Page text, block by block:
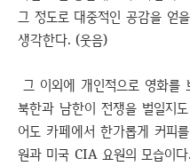
그 정도로 대중적인 공감을 얻
생각한다. (웃음)
그 이외에 개인적으로 영화
북한과 남한이 전쟁을 벌일지
어도 카페에서 한가롭게 커피
원과 미국 CIA 요원의 모습이